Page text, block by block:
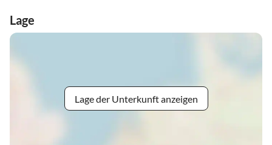
Lage
Lage der Unterkunft anzeigen